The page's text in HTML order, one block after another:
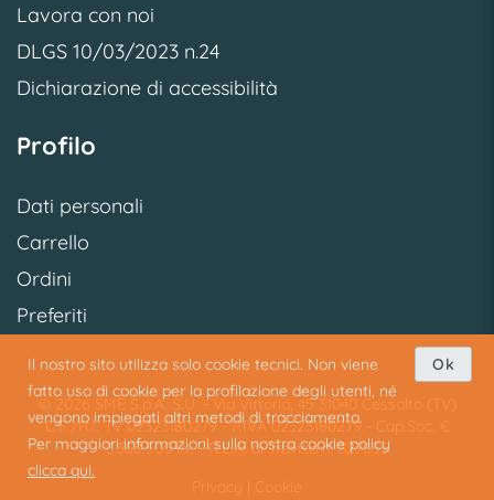
Il nostro sito utilizza solo cookie tecnici. Non viene
fatto uso di cookie per la profilazione degli utenti, né
vengono impiegati altri metodi di tracciamento.
Per maggiori informazioni sulla nostra cookie policy
clicca qui.
Ok
Lavora con noi
DLGS 10/03/2023 n.24
Dichiarazione di accessibilità
Profilo
Dati personali
Carrello
Ordini
Preferiti
© 2026 SME S.p.A. S.U. - Via Vittoria, 45 31040 Cessalto (TV)
C.F./R.I. TV 02323180279 - P.IVA 02323180279 - Cap.Soc. €
3.360.500 i.v. - R.E.A. di Treviso n. 327835